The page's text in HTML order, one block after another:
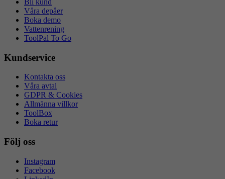
Bli kund
Våra depåer
Boka demo
Vattenrening
ToolPal To Go
Kundservice
Kontakta oss
Våra avtal
GDPR & Cookies
Allmänna villkor
ToolBox
Boka retur
Följ oss
Instagram
Facebook